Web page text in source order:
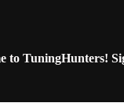
to TuningHunters!